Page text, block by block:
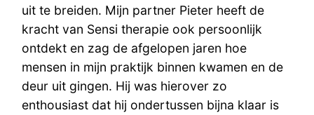
uit te breiden. Mijn partner Pieter heeft de
kracht van Sensi therapie ook persoonlijk
ontdekt en zag de afgelopen jaren hoe
mensen in mijn praktijk binnen kwamen en de
deur uit gingen. Hij was hierover zo
enthousiast dat hij ondertussen bijna klaar is